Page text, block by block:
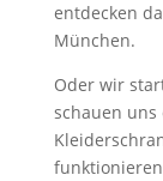
entdecken
München.
Oder wir
schauen